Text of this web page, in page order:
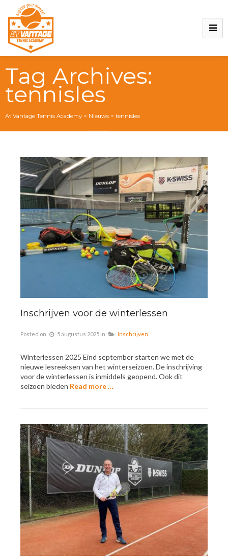
Tag Archives:
tennisles
At Vantage Tennis Academy > Nieuws > tennisles
Inschrijven voor de winterlessen
Posted on 5 augustus 2025 in Inschrijven
Winterlessen 2025 Eind september starten we met de
nieuwe lesreeksen van het winterseizoen. De inschrijving
voor de winterlessen is inmiddels geopend. Ook dit
seizoen bieden Read more …